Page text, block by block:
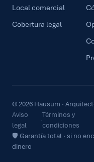
Local comercial
Cobertura legal
© 2026 Hausum ·
Aviso
legal
·
Términos y
condiciones
🛡 Garantía total · si no
dinero